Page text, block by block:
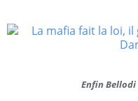
Enfin